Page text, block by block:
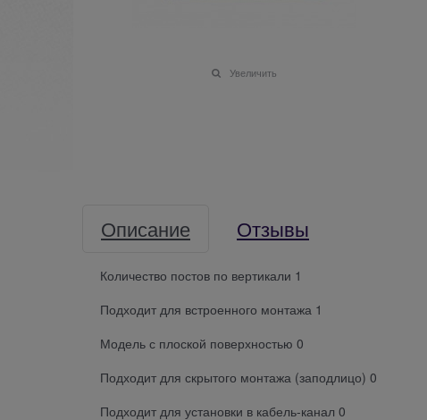
Увеличить
Описание Отзывы
Количество постов по вертикали 1
Подходит для встроенного монтажа 1
Модель с плоской поверхностью 0
Подходит для скрытого монтажа (заподлицо) 0
Подходит для установки в кабель-канал 0